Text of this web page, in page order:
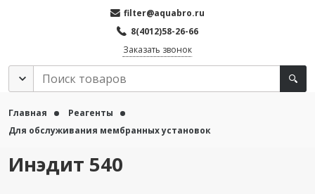
filter@aquabro.ru
8(4012)58-26-66
Заказать звонок
Главная
Реагенты
Для обслуживания мембранных установок
Инэдит 540